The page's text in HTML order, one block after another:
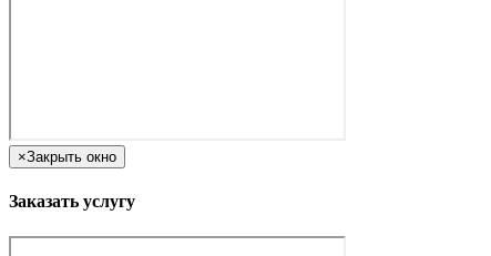
×Закрыть окно
Заказать услугу